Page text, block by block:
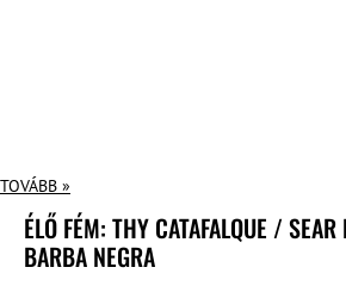
TOVÁBB »
ÉLŐ FÉM: THY CATAFALQUE /
BARBA NEGRA